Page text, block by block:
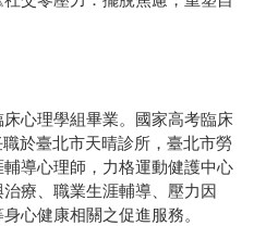
心理學組畢業。國家高考臨床
於臺北市天晴診所，臺北市勞
導心理師，力格運動健護中心
療、職業生涯輔導、壓力因
心健康相關之促進服務。